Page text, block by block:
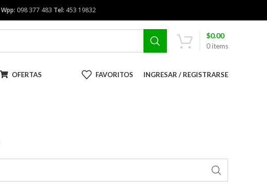
Wpp: 098 377 483 Tel: 453 19832
0items
$0.00
OFERTAS FAVORITOS INGRESAR / REGISTRARSE